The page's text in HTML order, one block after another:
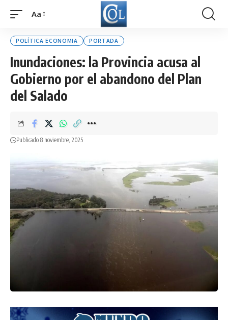
Font
Aa
POLÍTICA ECONOMIA PORTADA
Inundaciones: la Provincia acusa al
Gobierno por el abandono del Plan
del Salado
Publicado 8 noviembre, 2025